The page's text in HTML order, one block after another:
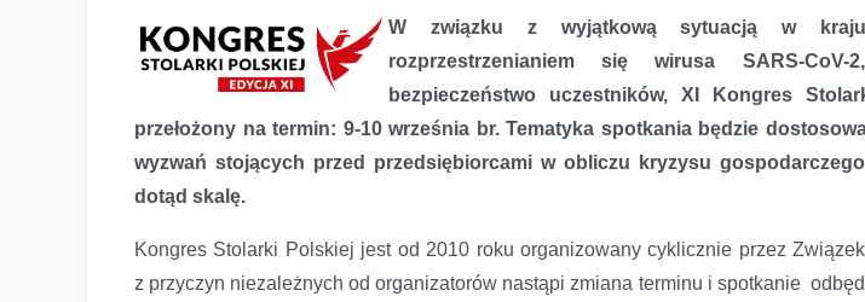
W związku z wyjątkową sytuacją w kraju,
rozprzestrzenianiem się wirusa SARS-
bezpieczeństwo uczestników, XI Kongres
przełożony na termin: 9-10 września br. Tematyka spotkania będzie
wyzwań stojących przed przedsiębiorcami w obliczu kryzysu
dotąd skalę.
Kongres Stolarki Polskiej jest od 2010 roku organizowany cyklicznie przez
z przyczyn niezależnych od organizatorów nastąpi zmiana terminu i spotkanie